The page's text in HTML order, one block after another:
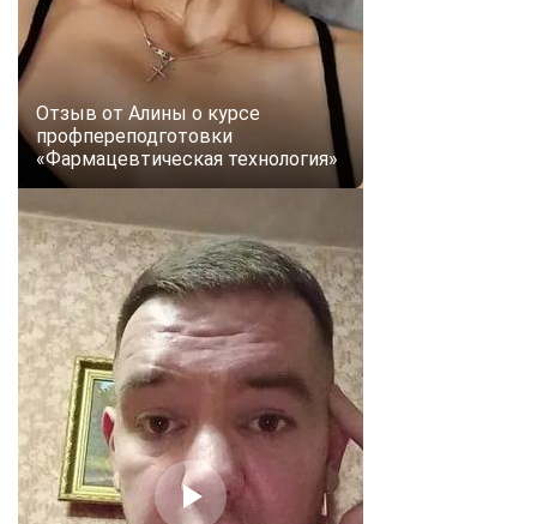
Отзыв от Алины о курсе
профпереподготовки
«Фармацевтическая технология»